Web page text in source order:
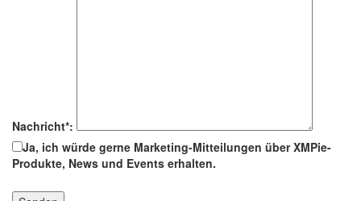
Nachricht*:
Ja, ich würde gerne Marketing-Mitteilungen über XMPie-
Produkte, News und Events erhalten.